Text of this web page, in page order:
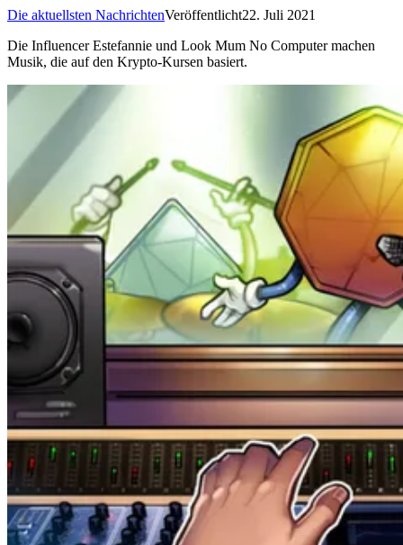
Die aktuellsten NachrichtenVeröffentlicht22. Juli 2021
Die Influencer Estefannie und Look Mum No Computer machen
Musik, die auf den Krypto-Kursen basiert.